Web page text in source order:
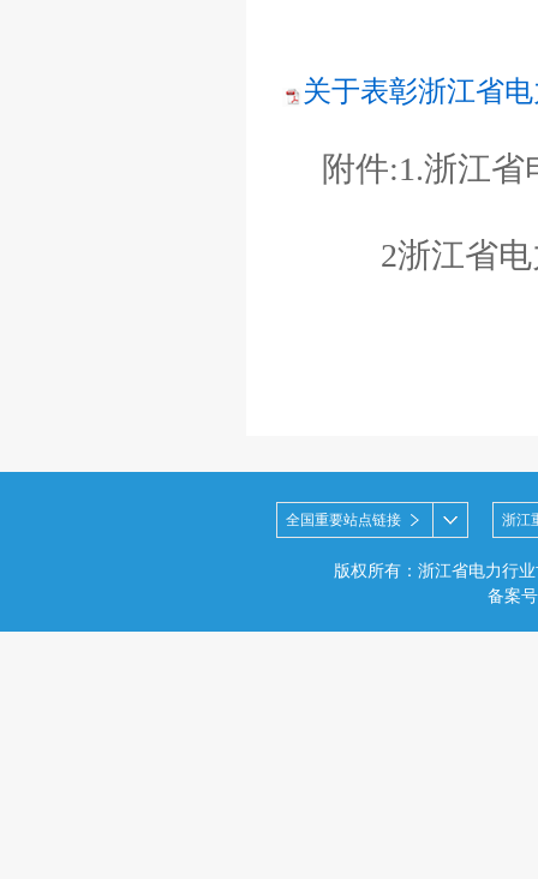
关于表彰浙江省
附件:1.浙江省
2浙江省电力
全国重要站点链接 浙江
版权所有：浙江省电力行
备案